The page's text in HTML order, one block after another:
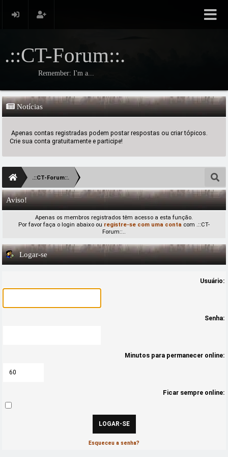
.::CT-Forum::.
Remember: I'm a...
Notícias
Apenas contas registradas podem postar respostas ou criar tópicos.
Crie sua conta gratuitamente e participe!
.::CT-Forum::.
Aviso!
Apenas os membros registrados têm acesso a esta função.
Por favor faça o login abaixo ou registre-se com uma conta com .::CT-
Forum::..
Logar-se
Usuário:
Senha:
Minutos para permanecer online:
Ficar sempre online:
Esqueceu a senha?